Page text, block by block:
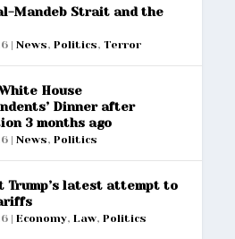
Mandeb Strait and the
|News,Politics,Terror
House
Dinner after
3 months ago
|News,Politics
Trump’s latest attempt to
|Economy,Law,Politics